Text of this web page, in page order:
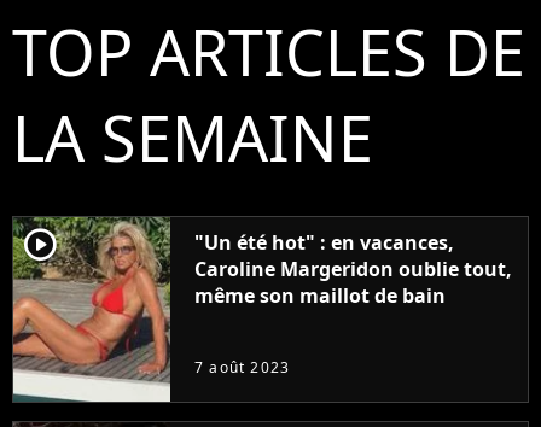
TOP ARTICLES DE
LA SEMAINE
player2
"Un été hot" : en vacances,
Caroline Margeridon oublie tout,
même son maillot de bain
7 août 2023